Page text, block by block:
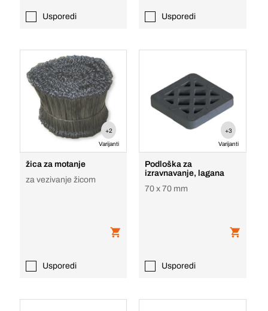
Usporedi Usporedi
+2
Varijanti
žica za motanje
za vezivanje žicom
Usporedi
+3
Varijanti
Podloška za
izravnavanje, lagana
70 x 70 mm
Usporedi